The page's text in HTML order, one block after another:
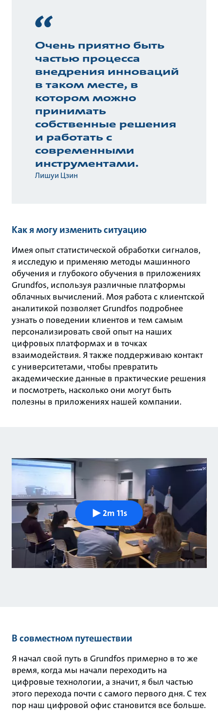
Очень приятно быть
частью процесса
внедрения инноваций
в таком месте, в
котором можно
принимать
собственные решения
и работать с
современными
инструментами.
Лишуи Цзин
Как я могу изменить ситуацию
Имея опыт статистической обработки сигналов,
я исследую и применяю методы машинного
обучения и глубокого обучения в приложениях
Grundfos, используя различные платформы
облачных вычислений. Моя работа с клиентской
аналитикой позволяет Grundfos подробнее
узнать о поведении клиентов и тем самым
персонализировать свой опыт на наших
цифровых платформах и в точках
взаимодействия. Я также поддерживаю контакт
с университетами, чтобы превратить
академические данные в практические решения
и посмотреть, насколько они могут быть
полезны в приложениях нашей компании.
2m 11s
В совместном путешествии
Я начал свой путь в Grundfos примерно в то же
время, когда мы начали переходить на
цифровые технологии, а значит, я был частью
этого перехода почти с самого первого дня. С тех
пор наш цифровой офис становится все больше.